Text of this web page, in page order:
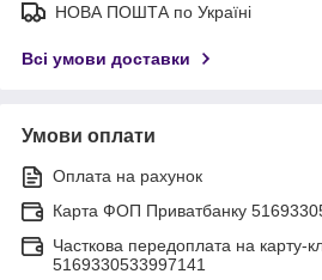
НОВА ПОШТА по Україні
Всі умови доставки
Умови оплати
Оплата на рахунок
Карта ФОП Приватбанку
Часткова передоплата на карту-
5169330533997141